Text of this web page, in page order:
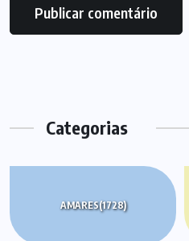
Categorias
AMARES(1728)